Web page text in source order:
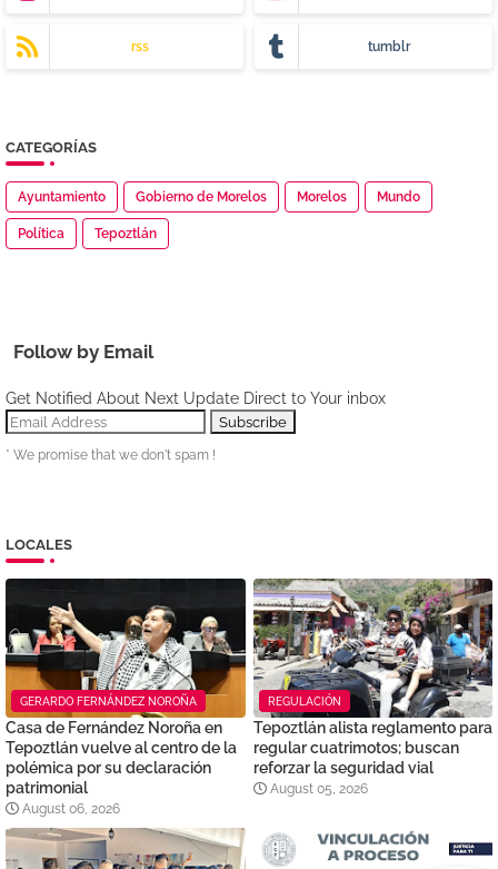
rss tumblr
CATEGORÍAS
Ayuntamiento Gobierno de Morelos Morelos Mundo
Política Tepoztlán
Follow by Email
Get Notified About Next Update Direct to Your inbox
* We promise that we don't spam !
LOCALES
GERARDO FERNÁNDEZ NOROÑA
Casa de Fernández Noroña en
Tepoztlán vuelve al centro de la
polémica por su declaración
patrimonial
August 06, 2026
REGULACIÓN
Tepoztlán alista reglamento para
regular cuatrimotos; buscan
reforzar la seguridad vial
August 05, 2026